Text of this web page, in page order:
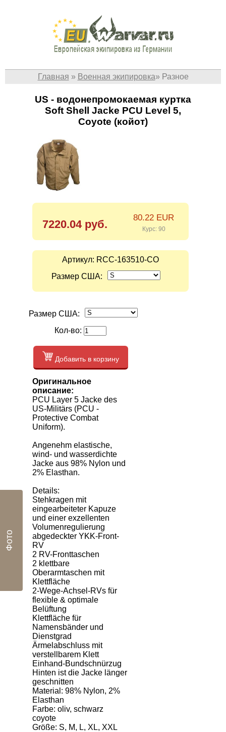
Главная » Военная экипировка» Разное
US - водонепромокаемая куртка
Soft Shell Jacke PCU Level 5,
Coyote (койот)
7220.04 руб.
80.22 EUR
Курс: 90
Артикул: RCC-163510-CO
Размер США:
Размер США:
Кол-во:
Добавить в корзину
Оригинальное
описание:
PCU Layer 5 Jacke des
US-Militärs (PCU -
Protective Combat
Uniform).
Angenehm elastische,
wind- und wasserdichte
Jacke aus 98% Nylon und
2% Elasthan.
Details:
Stehkragen mit
eingearbeiteter Kapuze
und einer exzellenten
Volumenregulierung
abgedeckter YKK-Front-
RV
2 RV-Fronttaschen
2 klettbare
Oberarmtaschen mit
Klettfläche
2-Wege-Achsel-RVs für
flexible & optimale
Belüftung
Klettfläche für
Namensbänder und
Dienstgrad
Ärmelabschluss mit
verstellbarem Klett
Einhand-Bundschnürzug
Hinten ist die Jacke länger
geschnitten
Material: 98% Nylon, 2%
Elasthan
Farbe: oliv, schwarz
coyote
Größe: S, M, L, XL, XXL
Фото